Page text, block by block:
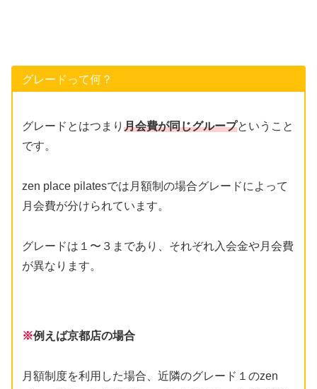
グレードって何？
グレードとはつまり 月会費が同じグループということ
です。
zen place pilatesでは月額制の場合グレードによって
月会費が分けられています。
グレードは１〜３まであり、それぞれ入会金や月会費
が異なります。
※例えば京都店の場合
月額制度を利用した場合、近隣のグレード１のzen